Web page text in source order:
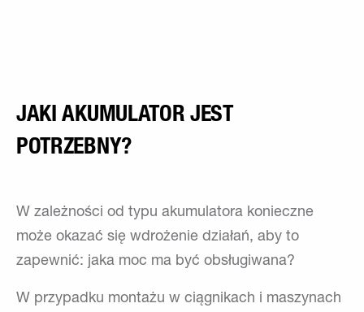
JAKI AKUMULATOR JEST
POTRZEBNY?
W zależności od typu akumulatora konieczne
może okazać się wdrożenie działań, aby to
zapewnić: jaka moc ma być obsługiwana?
W przypadku montażu w ciągnikach i maszynach